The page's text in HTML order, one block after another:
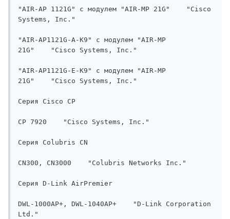
"AIR-AP 1121G" с модулем "AIR-МP 21G"    "Cisco
Systems, Inc."
"AIR-AP1121G-A-K9" с модулем "AIR-МP
21G"    "Cisco Systems, Inc."
"AIR-AP1121G-E-K9" с модулем "AIR-МP
21G"    "Cisco Systems, Inc."
Серия Cisco СР
СР 7920    "Cisco Systems, Inc."
Серия Colubris CN
CN300, CN3000    "Colubris Networks Inc."
Серия D-Link AirPremier
DWL-1000AP+, DWL-1040AP+    "D-Link Corporation
Ltd."